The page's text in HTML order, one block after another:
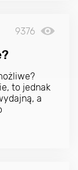
9376
to jednak
a